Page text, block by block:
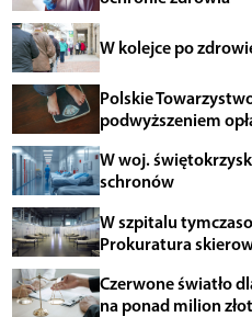
W kolejce po
Polskie
podwyższeniem
W woj.
schronów
W szpitalu
Prokuratura
Czerwone światło
na ponad milion